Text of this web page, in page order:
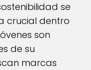
se
crucial dentro
son
de su
marcas